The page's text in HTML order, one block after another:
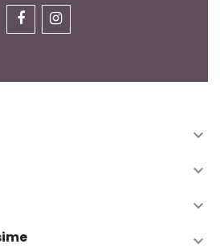



